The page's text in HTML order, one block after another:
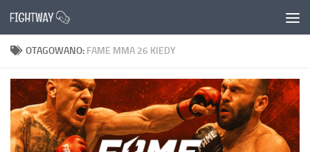
Przejdź do treści
OTAGOWANO: FAME MMA 26 KIEDY